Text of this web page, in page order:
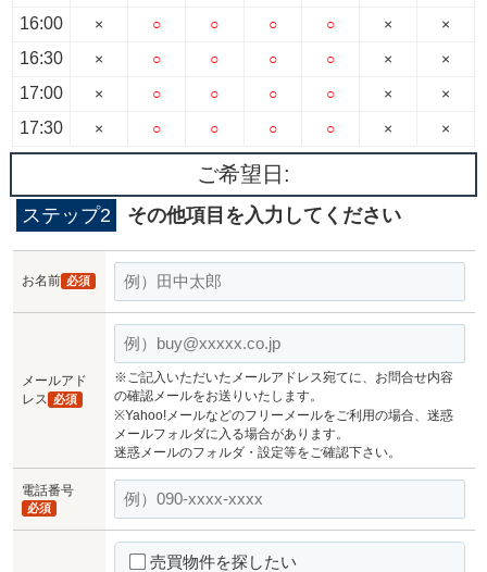
16:00
16:30
17:00
17:30
×
×
×
×
○
○
○
○
○
○
○
○
○
○
○
○
○
○
○
○
×
×
×
×
×
×
×
×
ご希望日:
ステップ2 その他項目を入力してください
お名前 必須
メールアド
レス 必須
※ご記入いただいたメールアドレス宛てに、お問合せ内容
の確認メールをお送りいたします。
※Yahoo!メールなどのフリーメールをご利用の場合、迷惑
メールフォルダに入る場合があります。
迷惑メールのフォルダ・設定等をご確認下さい。
電話番号
必須
売買物件を探したい